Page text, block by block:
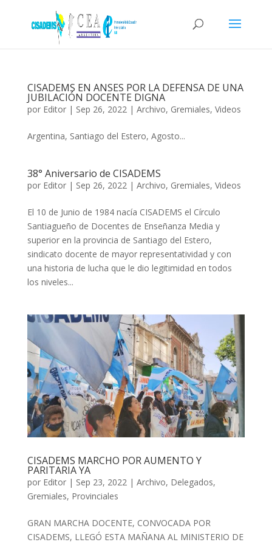
CISADEMS EN ANSES POR LA DEFENSA DE UNA
JUBILACIÓN DOCENTE DIGNA
por Editor| Sep 26, 2022| Archivo, Gremiales, Videos
Argentina, Santiago del Estero, Agosto...
38° Aniversario de CISADEMS
por Editor| Sep 26, 2022| Archivo, Gremiales, Videos
El 10 de Junio de 1984 nacía CISADEMS el Círculo
Santiagueño de Docentes de Enseñanza Media y
superior en la provincia de Santiago del Estero,
sindicato docente de mayor representatividad y con
una historia de lucha que le dio legitimidad en todos
los niveles...
CISADEMS MARCHO POR AUMENTO Y
PARITARIA YA
por Editor| Sep 23, 2022 | Archivo, Delegados,
Gremiales, Provinciales
GRAN MARCHA DOCENTE, CONVOCADA POR
CISADEMS, LLEGÓ ESTA MAÑANA AL MINISTERIO DE